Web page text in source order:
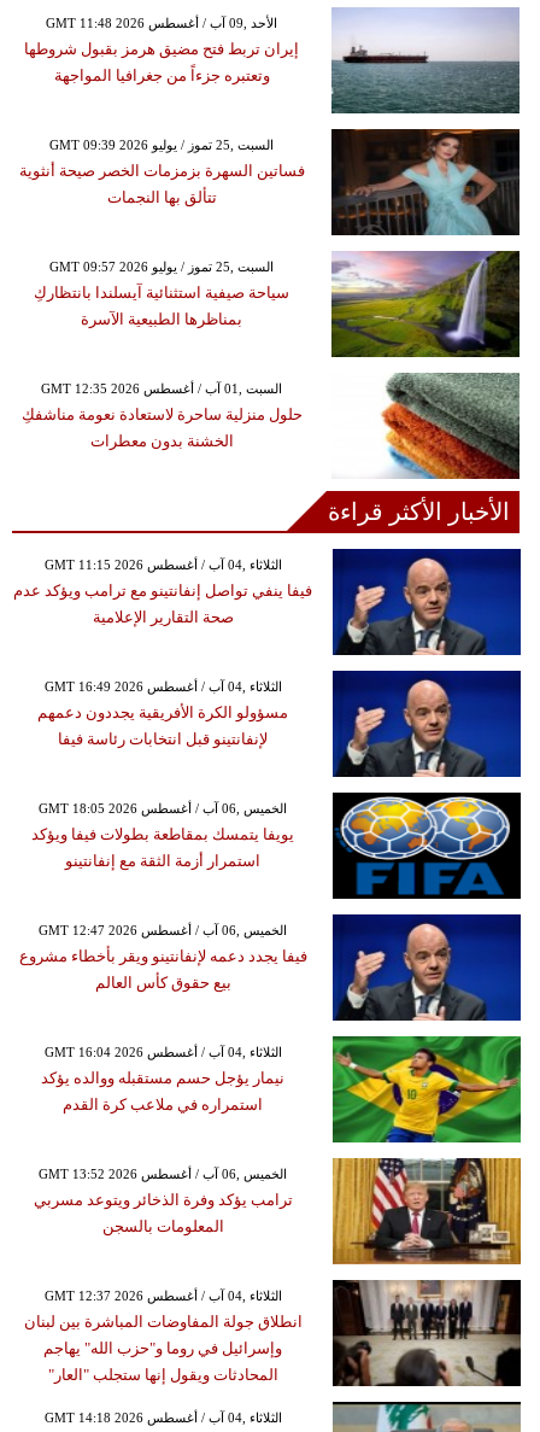
GMT 11:48 2026 الأحد ,09 آب / أغسطس
إيران تربط فتح مضيق هرمز بقبول شروطها
وتعتبره جزءاً من جغرافيا المواجهة
GMT 09:39 2026 السبت ,25 تموز / يوليو
فساتين السهرة بزمزمات الخصر صيحة أنثوية
تتألق بها النجمات
GMT 09:57 2026 السبت ,25 تموز / يوليو
سياحة صيفية استثنائية آيسلندا بانتظاركِ
بمناظرها الطبيعية الآسرة
GMT 12:35 2026 السبت ,01 آب / أغسطس
حلول منزلية ساحرة لاستعادة نعومة مناشفكِ
الخشنة بدون معطرات
الأخبار الأكثر قراءة
GMT 11:15 2026 الثلاثاء ,04 آب / أغسطس
فيفا ينفي تواصل إنفانتينو مع ترامب ويؤكد عدم
صحة التقارير الإعلامية
GMT 16:49 2026 الثلاثاء ,04 آب / أغسطس
مسؤولو الكرة الأفريقية يجددون دعمهم
لإنفانتينو قبل انتخابات رئاسة فيفا
GMT 18:05 2026 الخميس ,06 آب / أغسطس
يويفا يتمسك بمقاطعة بطولات فيفا ويؤكد
استمرار أزمة الثقة مع إنفانتينو
GMT 12:47 2026 الخميس ,06 آب / أغسطس
فيفا يجدد دعمه لإنفانتينو ويقر بأخطاء مشروع
بيع حقوق كأس العالم
GMT 16:04 2026 الثلاثاء ,04 آب / أغسطس
نيمار يؤجل حسم مستقبله ووالده يؤكد
استمراره في ملاعب كرة القدم
GMT 13:52 2026 الخميس ,06 آب / أغسطس
ترامب يؤكد وفرة الذخائر ويتوعد مسربي
المعلومات بالسجن
GMT 12:37 2026 الثلاثاء ,04 آب / أغسطس
انطلاق جولة المفاوضات المباشرة بين لبنان
وإسرائيل في روما و"حزب الله" يهاجم
المحادثات ويقول إنها ستجلب "العار"
GMT 14:18 2026 الثلاثاء ,04 آب / أغسطس